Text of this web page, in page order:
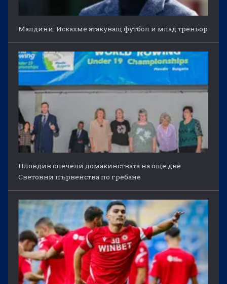
Малдини: Искахме атакуващ футбол и млад треньор
Пловдив спечели домакинствата на още две
Световни първенства по гребане